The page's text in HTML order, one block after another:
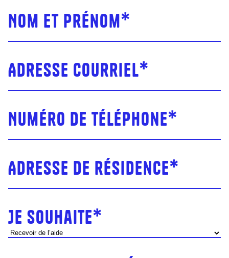
Nom et prénom*
Adresse courriel*
Numéro de téléphone*
Adresse de résidence*
Je souhaite*